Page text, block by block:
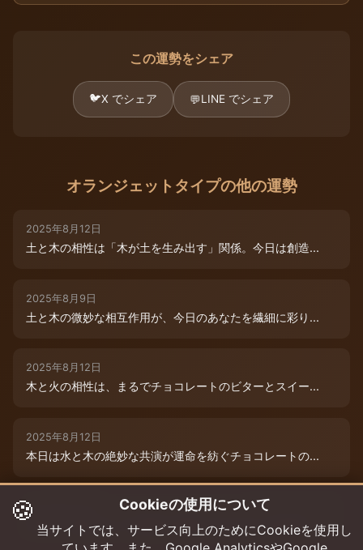
この運勢をシェア
🐦X でシェア 💬LINE でシェア
オランジェットタイプの他の運勢
2025年8月12日
土と木の相性は「木が土を生み出す」関係。今日は創造...
2025年8月9日
土と木の微妙な相互作用が、今日のあなたを繊細に彩り...
2025年8月12日
木と火の相性は、まるでチョコレートのビターとスイー...
2025年8月12日
本日は水と木の絶妙な共演が運命を紡ぐチョコレートの...
2025年8月12日
本日は、燃えるような情熱と成長のエネルギーが交差す...
🍪 Cookieの使用について
当サイトでは、サービス向上のためにCookieを使用し